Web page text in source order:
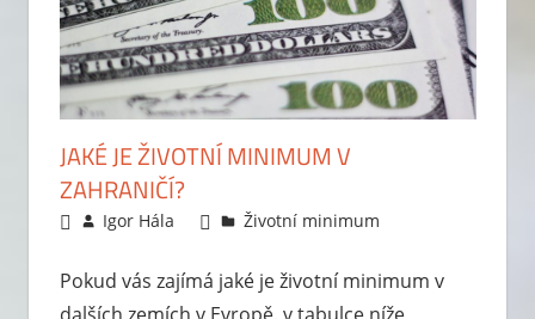
JAKÉ JE ŽIVOTNÍ MINIMUM V
ZAHRANIČÍ?
15.3.2011
Igor Hála Životní minimum
Pokud vás zajímá jaké je životní minimum v